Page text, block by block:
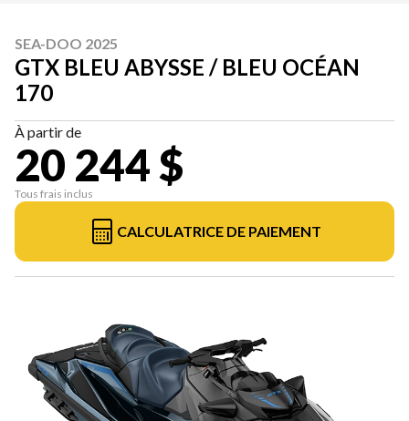
SEA-DOO 2025
GTX BLEU ABYSSE / BLEU OCÉAN
170
À partir de
20 244 $
Tous frais inclus
CALCULATRICE DE PAIEMENT